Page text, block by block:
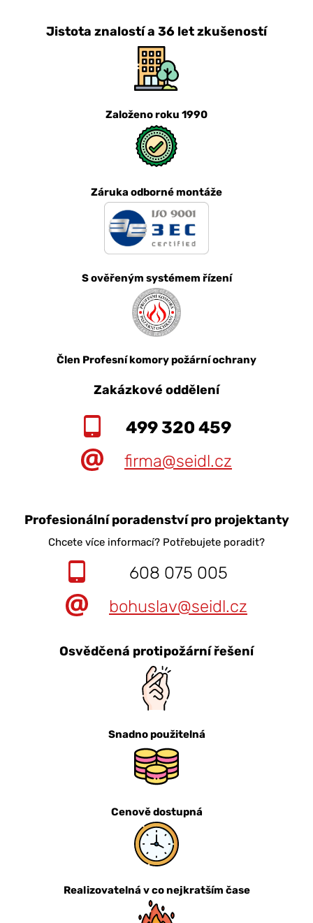
Jistota znalostí a 36 let zkušeností
Založeno roku 1990
Záruka odborné montáže
S ověřeným systémem řízení
Člen Profesní komory požární ochrany
Zakázkové oddělení
499 320 459
firma@seidl.cz
Profesionální poradenství pro projektanty
Chcete více informací? Potřebujete poradit?
608 075 005
bohuslav@seidl.cz
Osvědčená protipožární řešení
Snadno použitelná
Cenově dostupná
Realizovatelná v co nejkratším čase